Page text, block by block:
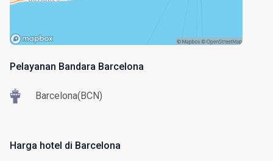
Pelayanan Bandara Barcelona
Barcelona(BCN)
Harga hotel di Barcelona